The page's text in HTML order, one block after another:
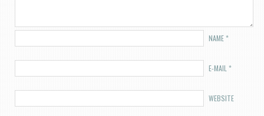
NAME*
E-MAIL *
WEBSITE